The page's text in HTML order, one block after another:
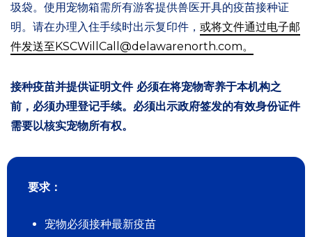
圾袋。使用宠物箱需所有游客提供兽医开具的疫苗接种证
明。请在办理入住手续时出示复印件， 或将文件通过电子邮
件发送至KSCWillCall@delawarenorth.com。
接种疫苗并提供证明文件 必须在将宠物寄养于本机构之
前，必须办理登记手续。必须出示政府签发的有效身份证件
需要以核实宠物所有权。
要求：
宠物必须接种最新疫苗